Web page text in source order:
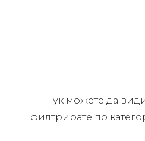
Тук можете да
филтрирате по